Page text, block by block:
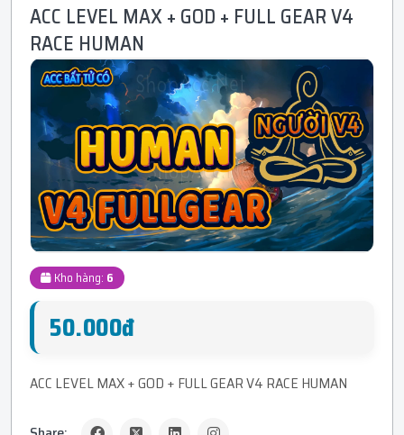
ACC LEVEL MAX + GOD + FULL GEAR V4
RACE HUMAN
Kho hàng: 6
50.000đ
ACC LEVEL MAX + GOD + FULL GEAR V4 RACE HUMAN